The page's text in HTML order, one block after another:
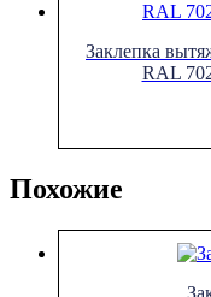
Заклепка
RAL
Похожие